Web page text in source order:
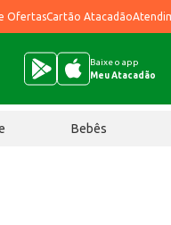
OfertasCartão Atacadão
Baixe o app
Meu Atacadão
Bebês